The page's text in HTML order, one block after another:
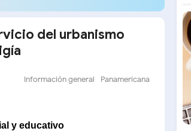
del urbanismo
Información general Panamericana
y educativo